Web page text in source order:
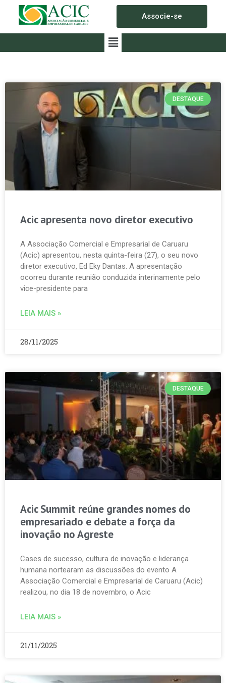
Associe-se
DESTAQUE
Acic apresenta novo diretor executivo
A Associação Comercial e Empresarial de Caruaru
(Acic) apresentou, nesta quinta-feira (27), o seu novo
diretor executivo, Ed Eky Dantas. A apresentação
ocorreu durante reunião conduzida interinamente pelo
vice-presidente para
LEIA MAIS »
28/11/2025
DESTAQUE
Acic Summit reúne grandes nomes do
empresariado e debate a força da
inovação no Agreste
Cases de sucesso, cultura de inovação e liderança
humana nortearam as discussões do evento A
Associação Comercial e Empresarial de Caruaru (Acic)
realizou, no dia 18 de novembro, o Acic
LEIA MAIS »
21/11/2025